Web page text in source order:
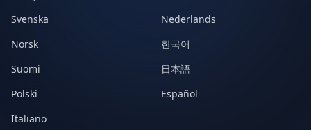
Svenska
Nederlands
Norsk
한국어
Suomi
日本語
Polski
Español
Italiano